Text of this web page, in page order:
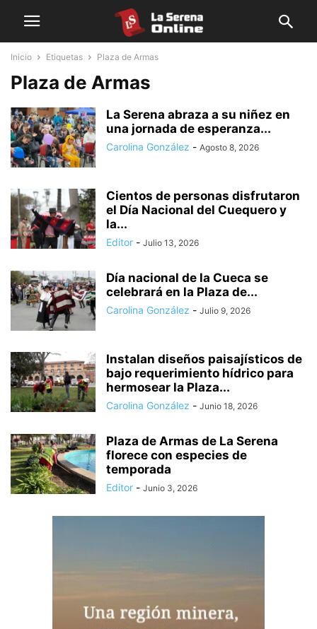
Inicio Etiquetas Plaza de Armas
Plaza de Armas
La Serena abraza a su niñez en
una jornada de esperanza...
Carolina González - Agosto 8, 2026
Cientos de personas disfrutaron
el Día Nacional del Cuequero y
la...
Editor - Julio 13, 2026
Día nacional de la Cueca se
celebrará en la Plaza de...
Carolina González - Julio 9, 2026
Instalan diseños paisajísticos de
bajo requerimiento hídrico para
hermosear la Plaza...
Carolina González - Junio 18, 2026
Plaza de Armas de La Serena
florece con especies de
temporada
Editor - Junio 3, 2026